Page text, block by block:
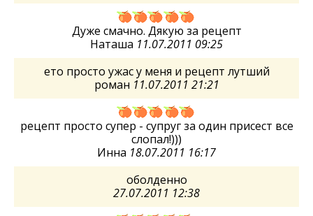
Дуже смачно. Дякую за рецепт
Наташа 11.07.2011 09:25
ето просто ужас у меня и рецепт лутший
роман 11.07.2011 21:21
рецепт просто супер - супруг за один присест все
слопал!)))
Инна 18.07.2011 16:17
оболденно
27.07.2011 12:38